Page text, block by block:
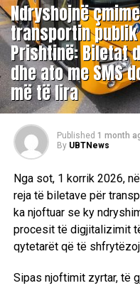
Ndryshojnë
transportin
Prishtinë: Biletat
dhe ato me SMS
më të lira
Published 1 month
By UBTNews
Nga sot, 1 korrik 2026,
reja të biletave për
ka njoftuar se ky
procesit të digjitalizimit
qytetarët që të
Sipas njoftimit zyrtar, të